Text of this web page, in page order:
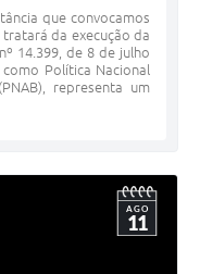
que convocamos
da execução da
14.399, de 8 de julho
Política Nacional
representa um
AGO
11